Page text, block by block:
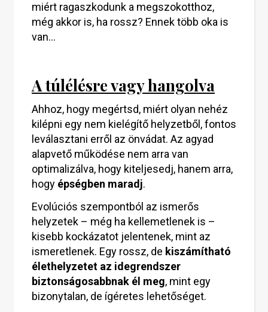
miért ragaszkodunk a megszokotthoz,
még akkor is, ha rossz? Ennek több oka is
van…
A túlélésre vagy hangolva
Ahhoz, hogy megértsd, miért olyan nehéz
kilépni egy nem kielégítő helyzetből, fontos
leválasztani erről az önvádat. Az agyad
alapvető működése nem arra van
optimalizálva, hogy kiteljesedj, hanem arra,
hogy épségben maradj.
Evolúciós szempontból az ismerős
helyzetek – még ha kellemetlenek is –
kisebb kockázatot jelentenek, mint az
ismeretlenek. Egy rossz, de kiszámítható
élethelyzetet az idegrendszer
biztonságosabbnak él meg, mint egy
bizonytalan, de ígéretes lehetőséget.